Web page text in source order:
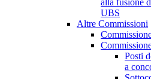
alla fusione
UBS
Altre Commissioni
Posti
a